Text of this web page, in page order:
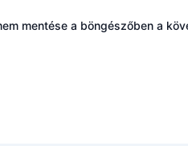
mentése a böngészőben a